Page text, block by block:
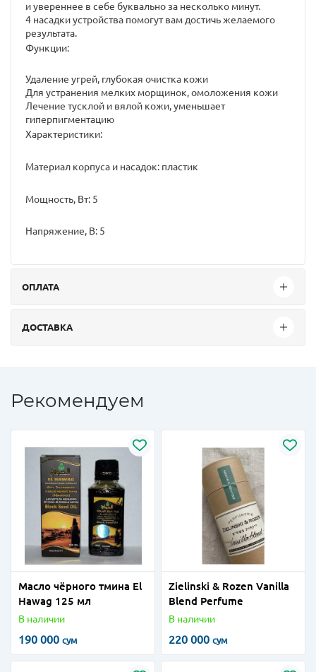
и увереннее в себе буквально за несколько минут.
4 насадки устройства помогут вам достичь желаемого
результата.
Функции:
Удаление угрей, глубокая очистка кожи
Для устранения мелких морщинок, омоложения кожи
Лечение тусклой и вялой кожи, уменьшает
гиперпигментацию
Характеристики:
Материал корпуса и насадок: пластик
Мощность, Вт: 5
Напряжение, В: 5
ОПЛАТА
ДОСТАВКА
Рекомендуем
Масло чёрного тмина El
Hawag 125 мл
В наличии
190 000 сум
Zielinski & Rozen Vanilla
Blend Perfume
В наличии
220 000 сум